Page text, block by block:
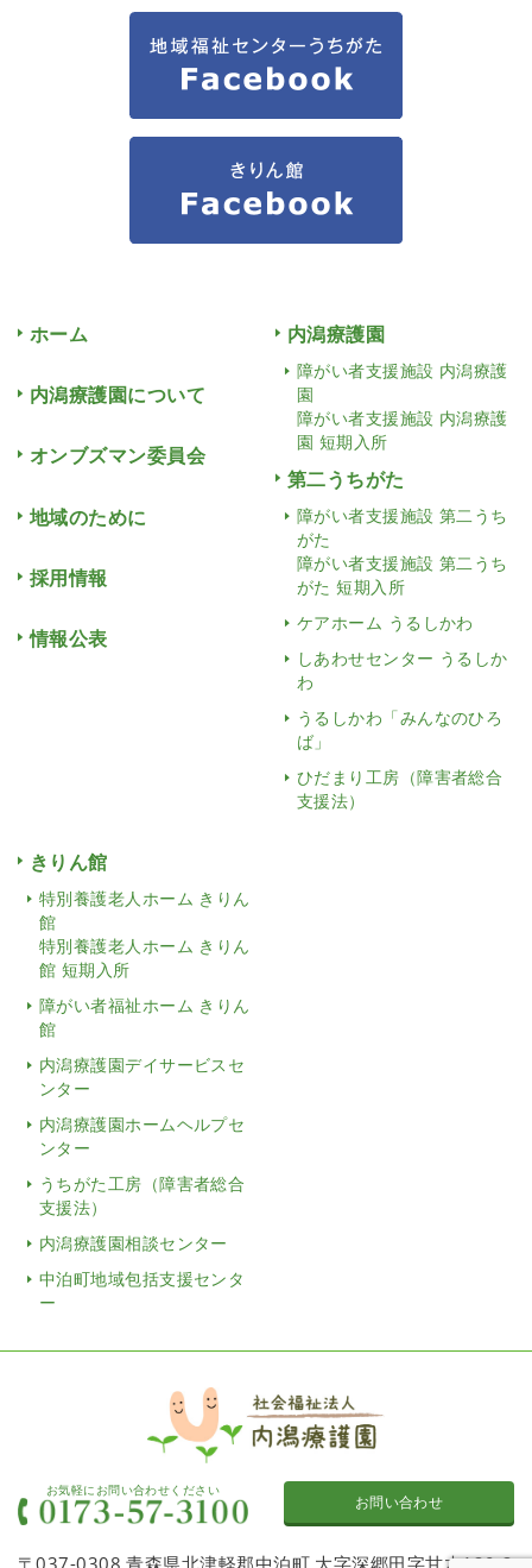
ホーム
内潟療護園について
オンブズマン委員会
地域のために
採用情報
情報公表
内潟療護園
障がい者支援施設 内潟療護
園
障がい者支援施設 内潟療護
園 短期入所
第二うちがた
障がい者支援施設 第二うち
がた
障がい者支援施設 第二うち
がた 短期入所
ケアホーム うるしかわ
しあわせセンター うるしか
わ
うるしかわ「みんなのひろ
ば」
ひだまり工房（障害者総合
支援法）
きりん館
特別養護老人ホーム きりん
館
特別養護老人ホーム きりん
館 短期入所
障がい者福祉ホーム きりん
館
内潟療護園デイサービスセ
ンター
内潟療護園ホームヘルプセ
ンター
うちがた工房（障害者総合
支援法）
内潟療護園相談センター
中泊町地域包括支援センタ
ー
お気軽にお問い合わせください
お問い合わせ
〒037-0308 青森県北津軽郡中泊町 大字深郷田字甘木120-2